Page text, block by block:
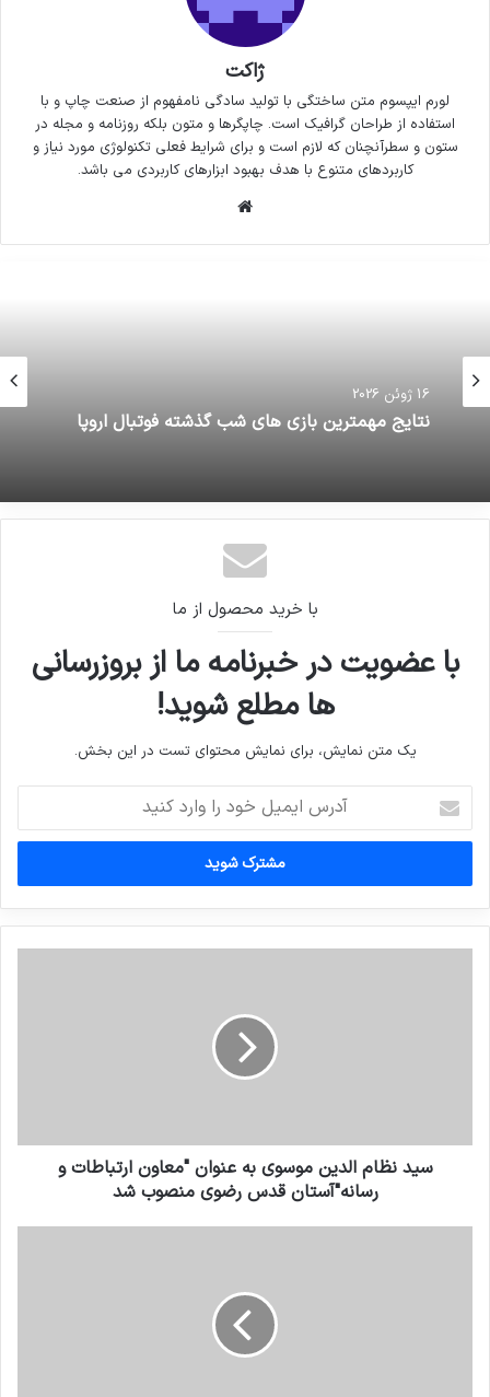
ژاکت
لورم ایپسوم متن ساختگی با تولید سادگی نامفهوم از صنعت چاپ و با
استفاده از طراحان گرافیک است. چاپگرها و متون بلکه روزنامه و مجله در
ستون و سطرآنچنان که لازم است و برای شرایط فعلی تکنولوژی مورد نیاز و
کاربردهای متنوع با هدف بهبود ابزارهای کاربردی می باشد.
16 ژوئن 2026
نتایج مهمترین بازی های شب گذشته فوتبال اروپا
با خرید محصول از ما
با عضویت در خبرنامه ما از بروزرسانی
ها مطلع شوید!
یک متن نمایش، برای نمایش محتوای تست در این بخش.
ایمیل
خود
وارد
کنید
سید نظام الدین موسوی به عنوان "معاون ارتباطات و
رسانه"آستان قدس رضوی منصوب شد